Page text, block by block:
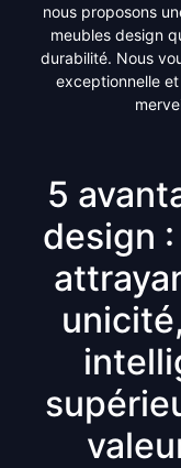
nous proposons
meubles design
durabilité. Nous
exceptionnelle
5
design